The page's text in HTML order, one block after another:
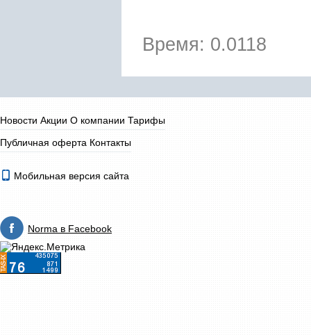
Время: 0.0118
Новости Акции О компании Тарифы
Публичная оферта Контакты
Мобильная версия сайта
Norma в Facebook